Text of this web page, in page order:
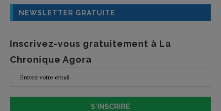
NEWSLETTER GRATUITE
Inscrivez-vous gratuitement à La
Chronique Agora
S'INSCRIRE